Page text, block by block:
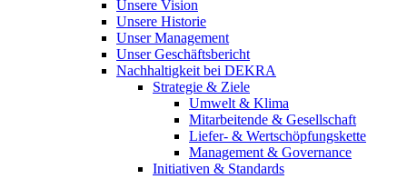
Unsere Vision
Unsere Historie
Unser Management
Unser Geschäftsbericht
Nachhaltigkeit bei DEKRA
Strategie & Ziele
Umwelt & Klima
Mitarbeitende & Gesellschaft
Liefer- & Wertschöpfungskette
Management & Governance
Initiativen & Standards